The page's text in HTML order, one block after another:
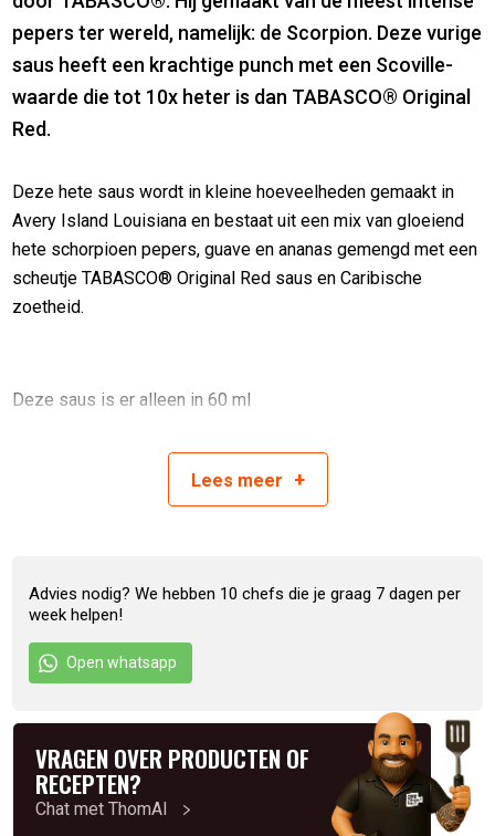
pepers ter wereld, namelijk: de Scorpion. Deze vurige
saus heeft een krachtige punch met een Scoville-
waarde die tot 10x heter is dan TABASCO® Original
Red.
Deze hete saus wordt in kleine hoeveelheden gemaakt in
Avery Island Louisiana en bestaat uit een mix van gloeiend
hete schorpioen pepers, guave en ananas gemengd met een
scheutje TABASCO® Original Red saus en Caribische
zoetheid.
Deze saus is er alleen in 60 ml
Artikelnummer:
Lees meer +
Advies nodig? We hebben 10 chefs die je graag 7 dagen per
week helpen!
Open whatsapp
VRAGEN OVER PRODUCTEN OF
RECEPTEN?
Chat met ThomAI